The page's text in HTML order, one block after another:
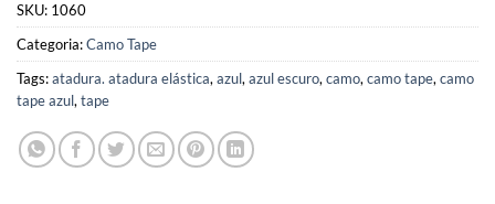
SKU: 1060
Categoria:Camo Tape
Tags:atadura. atadura elástica,azul,azul escuro,camo,camo tape,camo
tape azul,tape